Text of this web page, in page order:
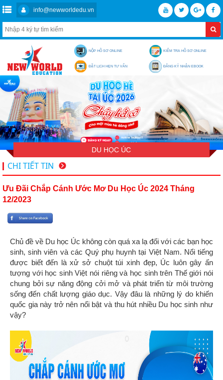
info@newworldedu.vn
NỘP HỒ SƠ ONLINE KIỂM TRA HỒ SƠ ONLINE
ĐẶT LỊCH HẸN TƯ VẤN ĐĂNG KÝ NHẬN EBOOK
DU HỌC ÚC
CHI TIẾT TIN
Ưu Đãi Chắp Cánh Ước Mơ Du Học Úc 2024 Tháng
12/2023
Chủ đề về Du học Úc không còn quá xa lạ đối với các bạn học
sinh, sinh viên và các Quý phụ huynh tại Việt Nam. Nổi tiếng
được biết đến là xử sở chuột túi xinh đẹp, Úc luôn gây ấn
tượng với học sinh Việt nói riêng và học sinh trên Thế giới nói
chung bởi sự năng động cởi mở và phát triển từ môi trường
sống đến chất lượng giáo dục. Vậy đâu là những lý do khiến
quốc gia này trở nên nổi bật và thu hút nhiều Du học sinh như
vậy?